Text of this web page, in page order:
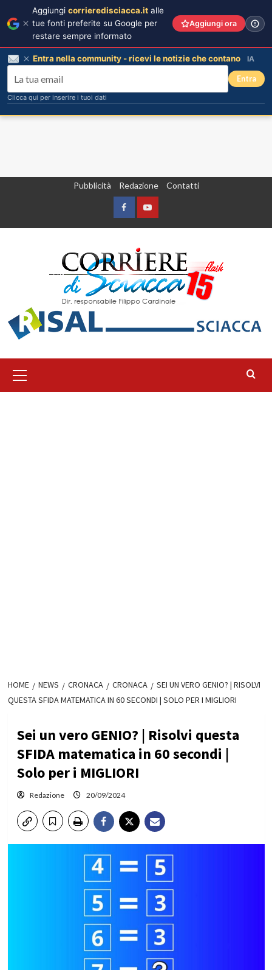
Pubblicità Redazione Contatti
FacebookYountube
principale
HOME NEWS CRONACA CRONACA
SEI UN VERO GENIO? | RISOLVI
QUESTA SFIDA MATEMATICA IN 60 SECONDI | SOLO PER I MIGLIORI
Sei un vero GENIO? | Risolvi questa
SFIDA matematica in 60 secondi |
Solo per i MIGLIORI
Redazione 20/09/2024
Aggiungi corrieredisciacca.it alle
tue fonti preferite su Google per
restare sempre informato
Aggiungi ora
Entra nella community - ricevi le notizie che contano IA
Entra
Clicca qui per inserire i tuoi dati